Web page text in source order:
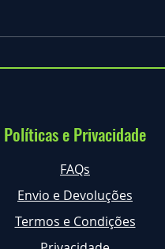
Políticas e Privacidade
FAQs
Envio e Devoluções
Termos e Condições